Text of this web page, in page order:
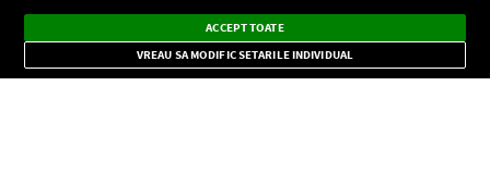
CONFIDENŢIALITATE
Dark
Mode
Radio live, podcasturi, știri și alerte
importante.
×
ACCEPT TOATE
VREAU SA MODIFIC SETARILE INDIVIDUAL